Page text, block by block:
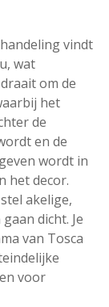
vindt
wat
om de
het
de
en de
wordt in
het decor.
akelige,
dicht. Je
van Tosca
voor